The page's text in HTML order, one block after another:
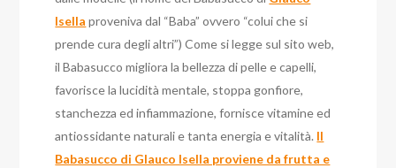
Isella proveniva dal “Baba” ovvero “colui che si
prende cura degli altri”) Come si legge sul sito web,
il Babasucco migliora la bellezza di pelle e capelli,
favorisce la lucidità mentale, stoppa gonfiore,
stanchezza ed infiammazione, fornisce vitamine ed
antiossidante naturali e tanta energia e vitalità. Il
Babasucco di Glauco Isella proviene da frutta e